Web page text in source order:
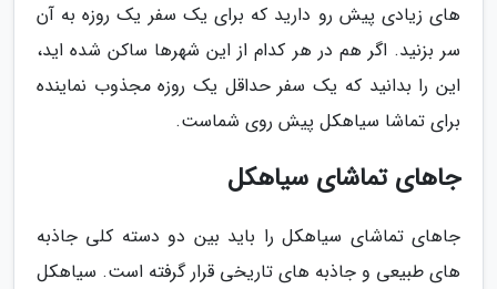
های زیادی پیش رو دارید که برای یک سفر یک روزه به آن
سر بزنید. اگر هم در هر کدام از این شهرها ساکن شده اید،
این را بدانید که یک سفر حداقل یک روزه مجذوب نماینده
برای تماشا سیاهکل پیش روی شماست.
جاهای تماشای سیاهکل
جاهای تماشای سیاهکل را باید بین دو دسته کلی جاذبه
های طبیعی و جاذبه های تاریخی قرار گرفته است. سیاهکل